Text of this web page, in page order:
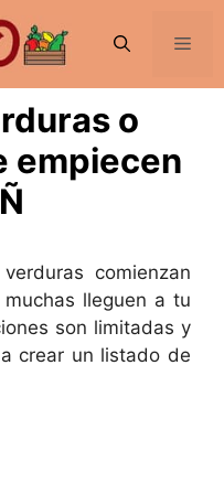
o
empiecen
comienzan
lleguen a tu
son limitadas y
crear un listado de